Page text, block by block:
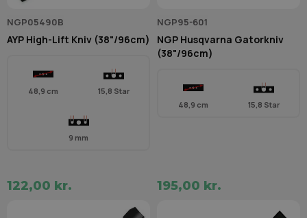
NGP05490B
AYP High-Lift Kniv (38"/96cm)
48,9 cm 15,8 Star
9 mm
122,00 kr.
NGP95-601
NGP Husqvarna Gatorkniv
(38"/96cm)
48,9 cm 15,8 Star
195,00 kr.